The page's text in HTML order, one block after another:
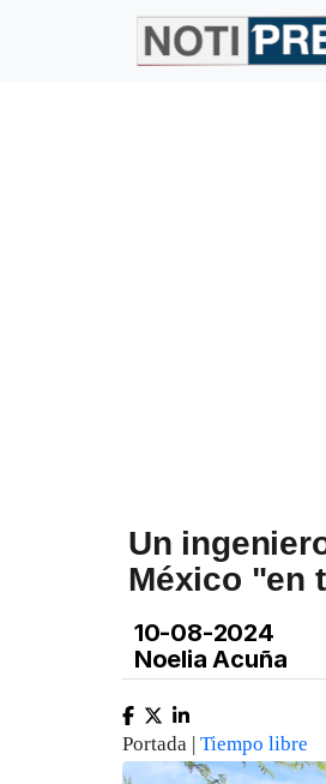
Un
México "en
10-08-2024
Noelia Acuña
Portada | Tiempo libre